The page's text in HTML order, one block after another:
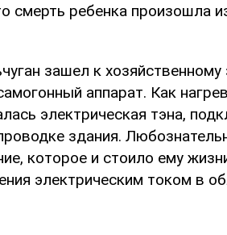
смерть ребенка произошла
зашел к
аппарат. Как
электрическая тэна,
здания.
которое и стоило ему
электрическим током в